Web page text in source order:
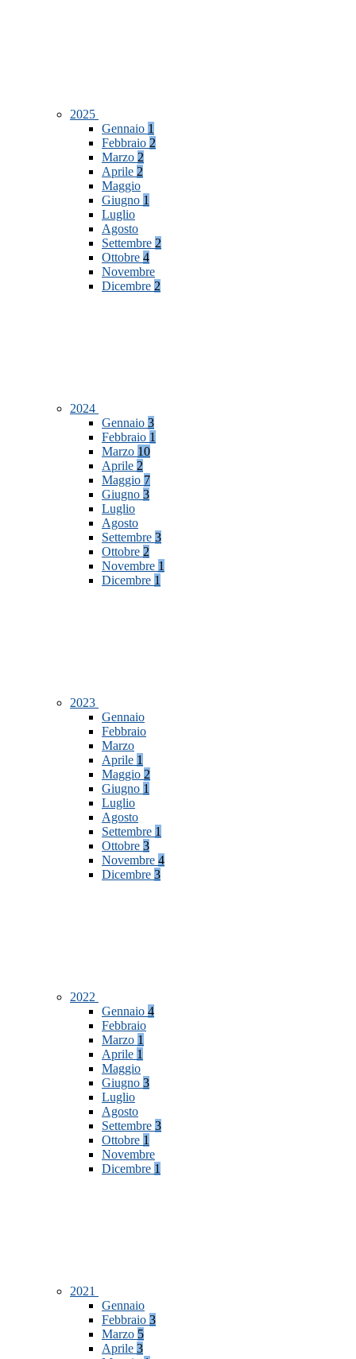
2025
Gennaio 1
Febbraio 2
Marzo 2
Aprile 2
Maggio
Giugno 1
Luglio
Agosto
Settembre 2
Ottobre 4
Novembre
Dicembre 2
2024
Gennaio 3
Febbraio 1
Marzo 10
Aprile 2
Maggio 7
Giugno 3
Luglio
Agosto
Settembre 3
Ottobre 2
Novembre 1
Dicembre 1
2023
Gennaio
Febbraio
Marzo
Aprile 1
Maggio 2
Giugno 1
Luglio
Agosto
Settembre 1
Ottobre 3
Novembre 4
Dicembre 3
2022
Gennaio 4
Febbraio
Marzo 1
Aprile 1
Maggio
Giugno 3
Luglio
Agosto
Settembre 3
Ottobre 1
Novembre
Dicembre 1
2021
Gennaio
Febbraio 3
Marzo 5
Aprile 3